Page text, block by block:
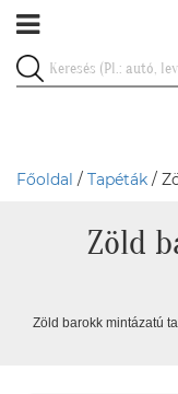
Főoldal / Tapéták /
Zöld
Zöld barokk mintázatú